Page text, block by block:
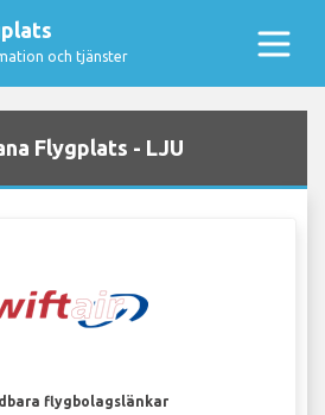
och tjänster
Flygplats - LJU
flygbolagslänkar